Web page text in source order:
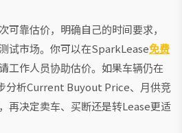
可靠估价，明确自己的时间要求，
试市场。你可以在SparkLease免费
工作人员协助估价。如果车辆仍在
分析Current Buyout Price、月供竞
再决定卖车、买断还是转Lease更适